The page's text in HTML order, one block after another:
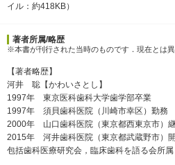
イル：約418KB）
著者所属/略歴
※本書が刊行された当時のものです．現在とは異
【著者略歴】
河井 聡【かわいさとし】
1997年 東京医科歯科大学歯学部卒業
1997年 須貝歯科医院（川崎市幸区）勤務
2000年 山口歯科医院（東京都西東京市）
2015年 河井歯科医院（東京都武蔵野市）
包括歯科医療研究会，臨床歯科を語る会所属